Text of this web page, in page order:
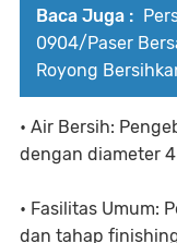
Baca Juga :
0904/Paser
Royong
• Air Bersih:
dengan diameter
• Fasilitas Umum:
dan tahap